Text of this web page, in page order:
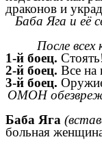
драконов и
Баба Яга и её
После
1-й боец.
2-й боец. Все на
3-й боец.
ОМОН
Баба Яга
больная